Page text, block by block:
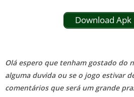
Download Apk
Olá espero que tenham gostado do
alguma duvida ou se o jogo estivar
comentários que será um grande